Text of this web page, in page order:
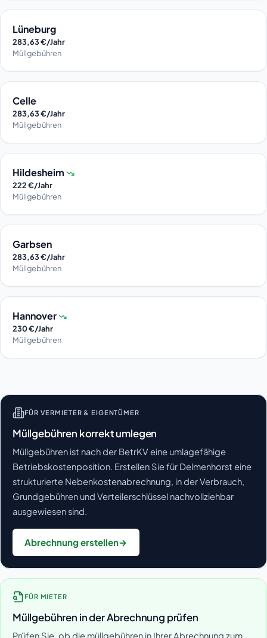
Lüneburg
283,63 €/Jahr
Müllgebühren
Celle
283,63 €/Jahr
Müllgebühren
Hildesheim
222 €/Jahr
Müllgebühren
Garbsen
283,63 €/Jahr
Müllgebühren
Hannover
230 €/Jahr
Müllgebühren
FÜR VERMIETER & EIGENTÜMER
Müllgebühren korrekt umlegen
Müllgebühren ist nach der BetrKV eine umlagefähige
Betriebskostenposition. Erstellen Sie für Delmenhorst eine
strukturierte Nebenkostenabrechnung, in der Verbrauch,
Grundgebühren und Verteilerschlüssel nachvollziehbar
ausgewiesen sind.
Abrechnung erstellen→
FÜR MIETER
Müllgebühren in der Abrechnung prüfen
Prüfen Sie, ob die müllgebühren in Ihrer Abrechnung zum